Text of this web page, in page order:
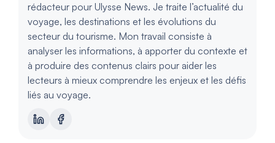
rédacteur pour Ulysse News. Je traite l’actualité du
voyage, les destinations et les évolutions du
secteur du tourisme. Mon travail consiste à
analyser les informations, à apporter du contexte et
à produire des contenus clairs pour aider les
lecteurs à mieux comprendre les enjeux et les défis
liés au voyage.